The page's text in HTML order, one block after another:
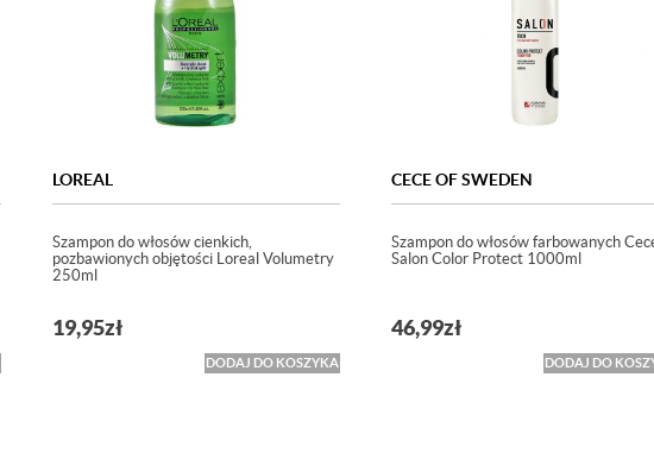
LOREAL
Szampon do włosów cienkich,
pozbawionych objętości Loreal Volumetry
250ml
19,95zł
DODAJ DO KOSZYKA
CECE OF SWEDEN
Szampon do włosów farbowanych
Salon Color Protect 1000ml
46,99zł
DODAJ DO